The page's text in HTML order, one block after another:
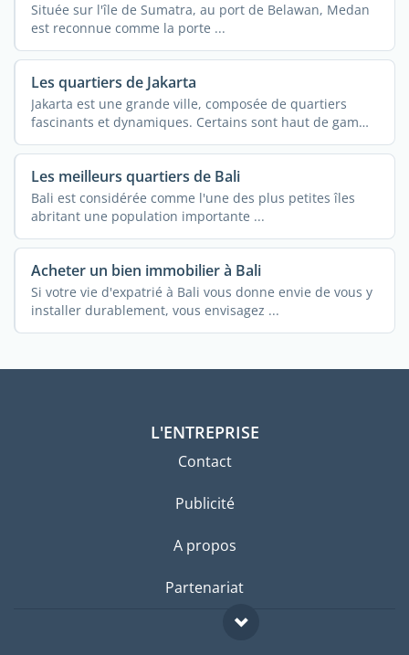
Située sur l'île de Sumatra, au port de Belawan, Medan
est reconnue comme la porte ...
Les quartiers de Jakarta
Jakarta est une grande ville, composée de quartiers
fascinants et dynamiques. Certains sont haut de gamme
...
Les meilleurs quartiers de Bali
Bali est considérée comme l'une des plus petites îles
abritant une population importante ...
Acheter un bien immobilier à Bali
Si votre vie d'expatrié à Bali vous donne envie de vous y
installer durablement, vous envisagez ...
L'ENTREPRISE
Contact
Publicité
A propos
Partenariat